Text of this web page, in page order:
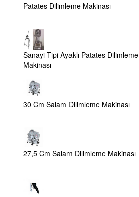
Patates Dilimleme Makinası
Sanayi Tipi Ayaklı Patates Dilimleme
Makinası
30 Cm Salam Dilimleme Makinası
27,5 Cm Salam Dilimleme Makinası